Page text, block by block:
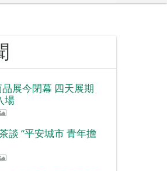
展今閉幕 四天展期
場
談 “平安城市 青年擔